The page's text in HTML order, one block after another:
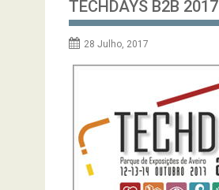
TECHDAYS B2B 2017
28 Julho, 2017